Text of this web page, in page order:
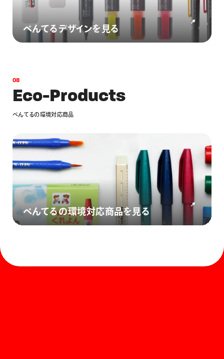
ぺんてるデザインを見る
08
Eco-Products
ぺんてるの環境対応商品
ぺんてるの環境対応商品を見る